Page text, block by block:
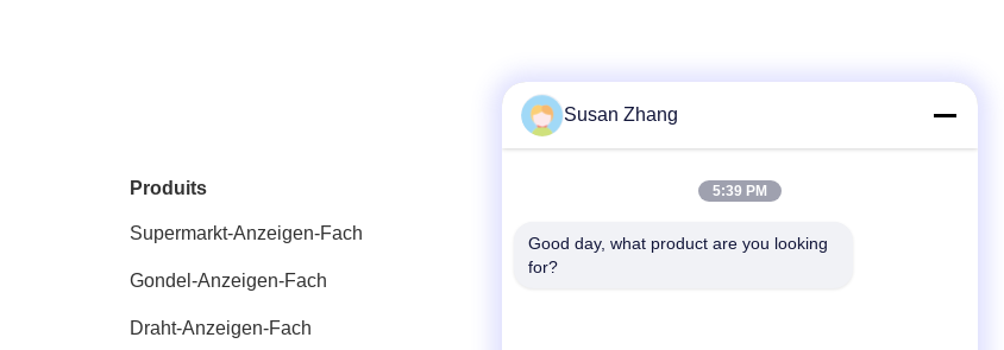
Produits
Supermarkt-Anzeigen-Fach
Gondel-Anzeigen-Fach
Draht-Anzeigen-Fach
Tel.
Susan Zhang
5:39 PM
Good day, what product are you looking
for?